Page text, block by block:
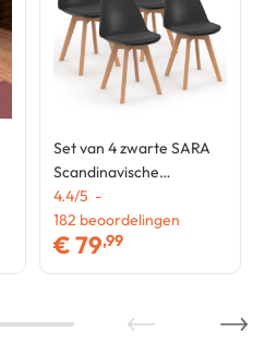
Set van 4 zwarte SARA
Scandinavische
eetkamerstoelen
4.4/5 -
182 beoordelingen
€79,99